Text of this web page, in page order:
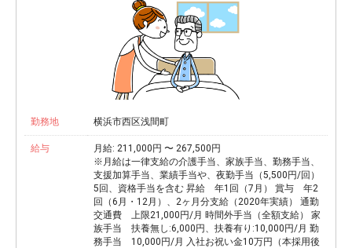
勤務地 横浜市西区浅間町
給与
月給: 211,000円 〜 267,500円
※月給は一律支給の介護手当、家族手当、勤務手当、
支援加算手当、業績手当や、夜勤手当（5,500円/回）
5回、資格手当を含む 昇給 年1回（7月） 賞与 年2
回（6月・12月）、2ヶ月分支給（2020年実績） 通勤
交通費 上限21,000円/月 時間外手当（全額支給） 家
族手当 扶養無し:6,000円、扶養有り:10,000円/月 勤
務手当 10,000円/月 入社お祝い金10万円（本採用後